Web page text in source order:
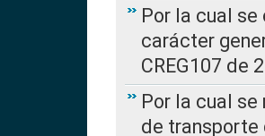
Por la cual
carácter
CREG107 de
Por la cual
de transporte